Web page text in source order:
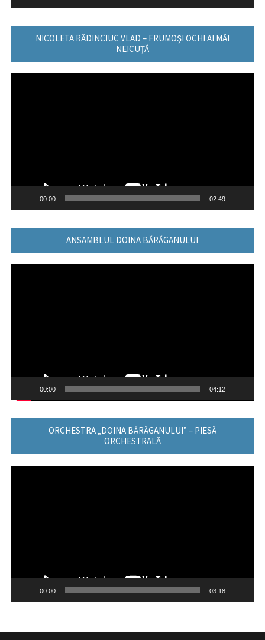
NICOLETA RĂDINCIUC VLAD – FRUMOŞI OCHI AI MĂI
NEICUŢĂ
00:00 02:49
ANSAMBLUL DOINA BĂRĂGANULUI
00:00 04:12
ORCHESTRA „DOINA BĂRĂGANULUI” – PIESĂ
ORCHESTRALĂ
00:00 03:18